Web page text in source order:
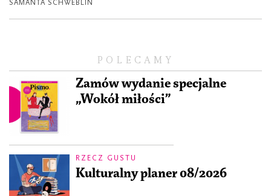
POLECAMY
Zamów wydanie specjalne
„Wokół miłości”
RZECZ GUSTU
Kulturalny planer 08/2026
SAMANTA SCHWEBLIN